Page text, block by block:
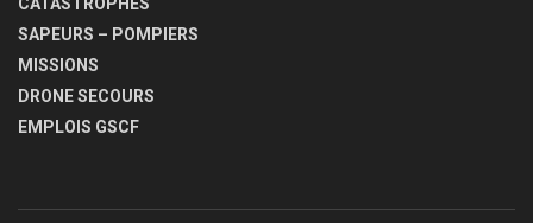
SAPEURS – POMPIERS
MISSIONS
DRONE SECOURS
EMPLOIS GSCF